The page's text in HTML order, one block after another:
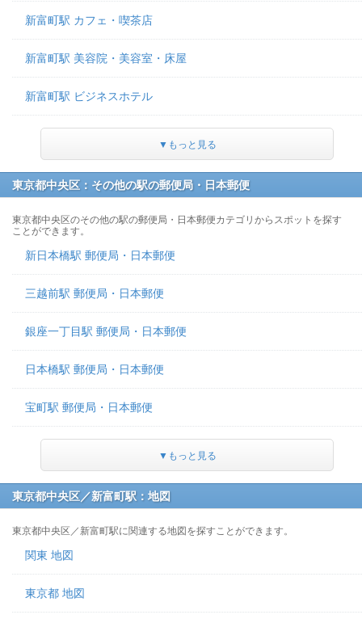
新富町駅 カフェ・喫茶店
新富町駅 美容院・美容室・床屋
新富町駅 ビジネスホテル
▼もっと見る
東京都中央区：その他の駅の郵便局・日本郵便
東京都中央区のその他の駅の郵便局・日本郵便カテゴリからスポットを探す
ことができます。
新日本橋駅 郵便局・日本郵便
三越前駅 郵便局・日本郵便
銀座一丁目駅 郵便局・日本郵便
日本橋駅 郵便局・日本郵便
宝町駅 郵便局・日本郵便
▼もっと見る
東京都中央区／新富町駅：地図
東京都中央区／新富町駅に関連する地図を探すことができます。
関東 地図
東京都 地図